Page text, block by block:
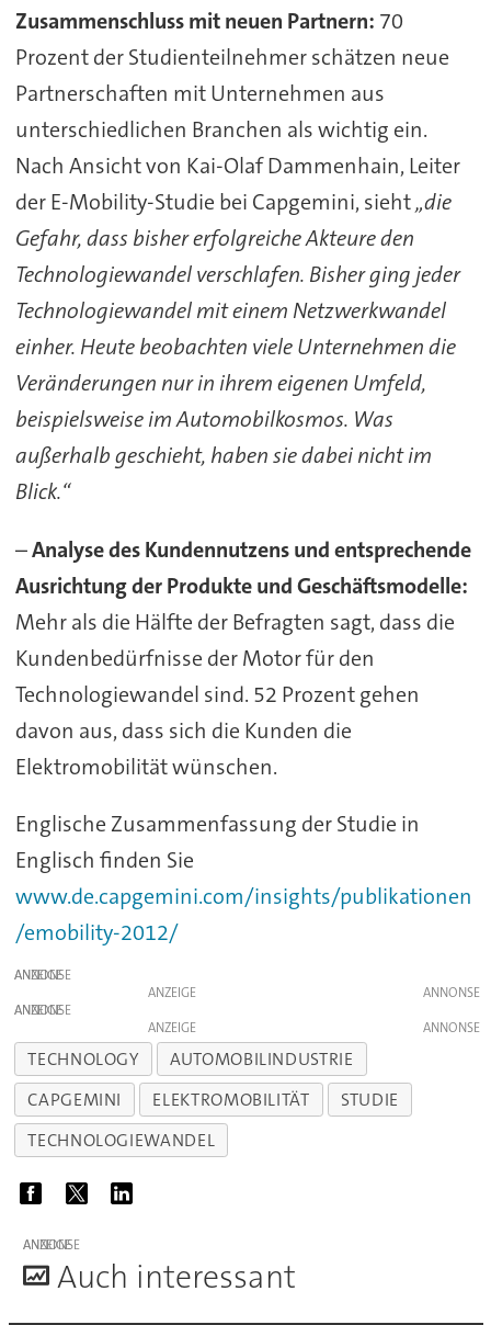
Zusammenschluss mit neuen Partnern: 70
Prozent der Studienteilnehmer schätzen neue
Partnerschaften mit Unternehmen aus
unterschiedlichen Branchen als wichtig ein.
Nach Ansicht von Kai-Olaf Dammenhain, Leiter
der E-Mobility-Studie bei Capgemini, sieht„die
Gefahr, dass bisher erfolgreiche Akteure den
Technologiewandel verschlafen. Bisher ging jeder
Technologiewandel mit einem Netzwerkwandel
einher. Heute beobachten viele Unternehmen die
Veränderungen nur in ihrem eigenen Umfeld,
beispielsweise im Automobilkosmos. Was
außerhalb geschieht, haben sie dabei nicht im
Blick.“
–Analyse des Kundennutzens und entsprechende
Ausrichtung der Produkte und Geschäftsmodelle:
Mehr als die Hälfte der Befragten sagt, dass die
Kundenbedürfnisse der Motor für den
Technologiewandel sind. 52 Prozent gehen
davon aus, dass sich die Kunden die
Elektromobilität wünschen.
Englische Zusammenfassung der Studie in
Englisch finden Sie
www.de.capgemini.com/insights/publikationen
/emobility-2012/
ANZEIGE
ANZEIGE
ANZEIGE
ANZEIGE
TECHNOLOGY
AUTOMOBILINDUSTRIE
CAPGEMINI
ELEKTROMOBILITÄT
STUDIE
TECHNOLOGIEWANDEL
ANZEIGE
Auch interessant